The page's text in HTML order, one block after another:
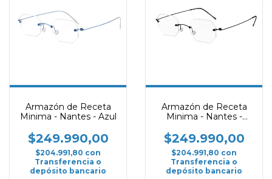
Armazón de Receta
Minima - Nantes - Azul
$249.990,00
$204.991,80 con
Transferencia o
depósito bancario
Armazón de Receta
Minima - Nantes -
$249.990,00
$204.991,80 con
Transferencia o
depósito bancario